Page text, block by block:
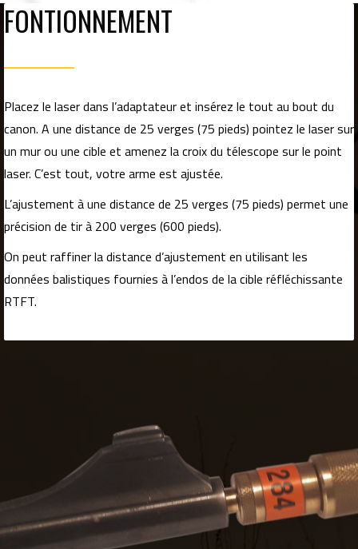
FONTIONNEMENT
Placez le laser dans l’adaptateur et insérez le tout au bout du
canon. A une distance de 25 verges (75 pieds) pointez le laser sur
un mur ou une cible et amenez la croix du télescope sur le point
laser. C’est tout, votre arme est ajustée.
L’ajustement à une distance de 25 verges (75 pieds) permet une
précision de tir à 200 verges (600 pieds).
On peut raffiner la distance d’ajustement en utilisant les
données balistiques fournies à l’endos de la cible réfléchissante
RTFT.